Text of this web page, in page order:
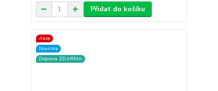
Přidat do košíku
Akce
Novinka
Doprava ZDARMA